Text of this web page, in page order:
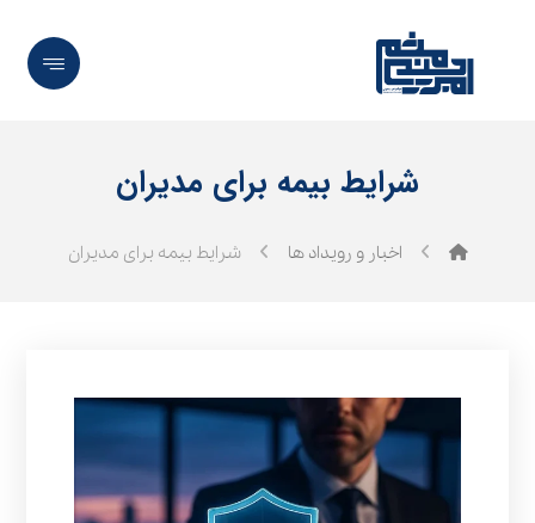
شرایط بیمه برای مدیران
اخبار و رویداد ها شرایط بیمه برای مدیران